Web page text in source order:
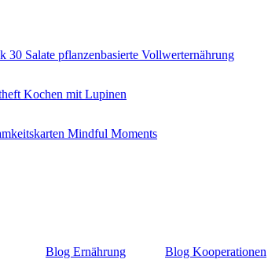
30 Salate pflanzenbasierte Vollwerternährung
Kochen mit Lupinen
Mindful Moments
Blog Ernährung Blog Kooperationen